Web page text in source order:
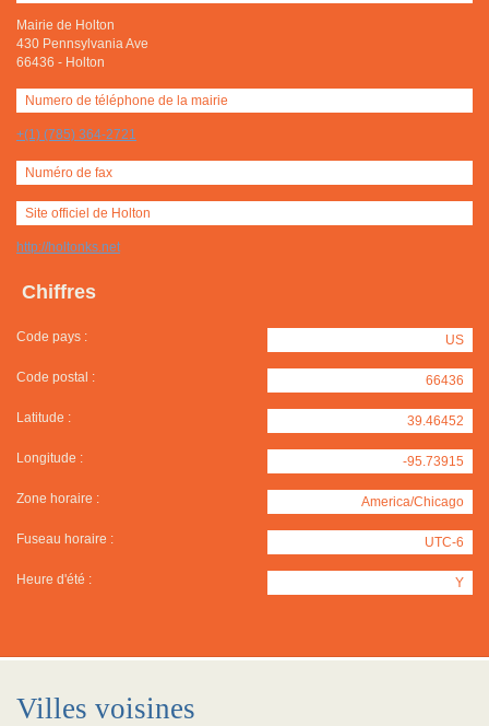
Mairie de Holton
430 Pennsylvania Ave
66436 - Holton
Numero de téléphone de la mairie
+(1) (785) 364-2721
Numéro de fax
Site officiel de Holton
http://holtonks.net
Chiffres
Code pays : US
Code postal : 66436
Latitude : 39.46452
Longitude : -95.73915
Zone horaire : America/Chicago
Fuseau horaire : UTC-6
Heure d'été : Y
Villes voisines